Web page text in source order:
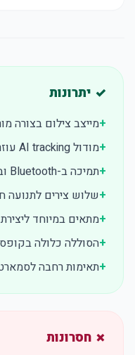
✓ יתרונות
+מייצב צילום בצורה
+מודול AI tracking עוזר לעקוב אחרי אדם או אובייקט
+תמיכה ב-Bluetooth וב-WiFi לנוחות שימוש
+שלוש צירים לתנועה
+מתאים במיוחד ליצירת
+הסוללה כלולה
+תאימות רחבה
✗ חסרונות